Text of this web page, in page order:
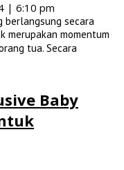
| 6:10 pm
berlangsung secara
merupakan momentum
tua. Secara
Baby